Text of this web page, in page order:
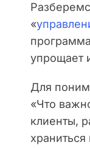
«
упрощает
Для
«Что
клиенты,